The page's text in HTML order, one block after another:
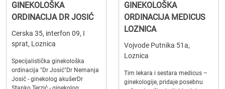
GINEKOLOŠKA
ORDINACIJA DR JOSIĆ
Cerska 35, interfon 09, I
sprat, Loznica
Specijalistička ginekološka
ordinacija "Dr Josić"Dr Nemanja
Josić - ginekolog akušerDr
GINEKOLOŠKA
ORDINACIJA MEDICUS
LOZNICA
Vojvode Putnika 51a,
Loznica
Tim lekara i sestara medicus –
ginekologije, pridaje posebnu